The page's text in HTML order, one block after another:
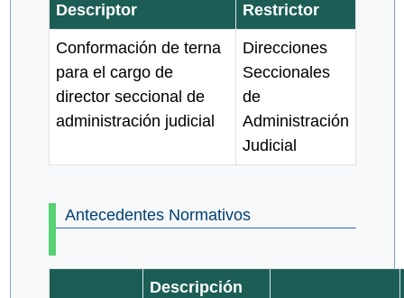
Descriptor Restrictor
Conformación de terna
para el cargo de
director seccional de
administración judicial
Direcciones
Seccionales
de
Administración
Judicial
Antecedentes Normativos
Descripción